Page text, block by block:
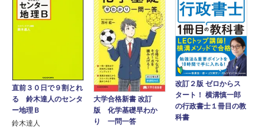
直前３０日で９割とれ
る 鈴木達人のセンタ
ー地理Ｂ
鈴木達人
大学合格新書 改訂
版 化学基礎早わか
り 一問一答
改訂２版 ゼロからス
タート！ 横溝慎一郎
の行政書士１冊目の教
科書